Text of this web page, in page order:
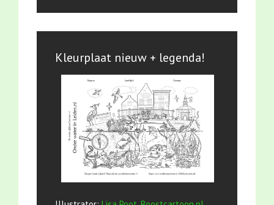
Kleurplaat nieuw + legenda!